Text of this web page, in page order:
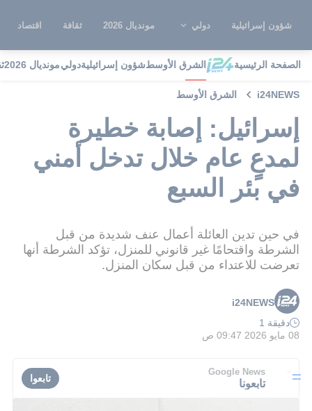
شؤون إسرائيلية دولي مونديال 2026 ثقافة اقتصاد
الصفحة الرئيسية الشرق الأوسطشؤون إسرائيليةدوليمونديال 2026
i24NEWS الشرق الأوسط
إسرائيل: إصابة خطيرة
لمدعٍ عام خلال تدخل أمني
في بئر السبع
في حين تدين العائلة أعمال عنف شديدة من قبل
الشرطة واقتحامًا غير قانوني للمنزل، تؤكد الشرطة أنها
تعرضت للاعتداء من قبل سكان المنزل.
i24NEWS
دقيقة 1
08 مايو 2026 09:47 ص
Google News
تابعونا تابعوا